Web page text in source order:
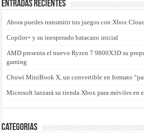
Entradas recientes
Ahora puedes transmitir tus juegos con Xbox
Copilot+ y su inesperado batacazo inicial
AMD presenta el nuevo Ryzen 7 9800X3D su
gaming
Chuwi MiniBook X, un convertible en formato
Microsoft lanzará su tienda Xbox para móviles en
Categorias